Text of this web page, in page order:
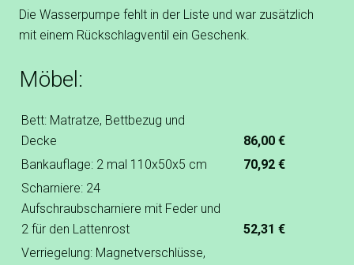
Die Wasserpumpe fehlt in der Liste und war zusätzlich
mit einem Rückschlagventil ein Geschenk.
Möbel:
Bett: Matratze, Bettbezug und
Decke
86,00 €
Bankauflage: 2 mal 110x50x5 cm
70,92 €
Scharniere: 24
Aufschraubscharniere mit Feder und
2 für den Lattenrost
52,31 €
Verriegelung: Magnetverschlüsse,